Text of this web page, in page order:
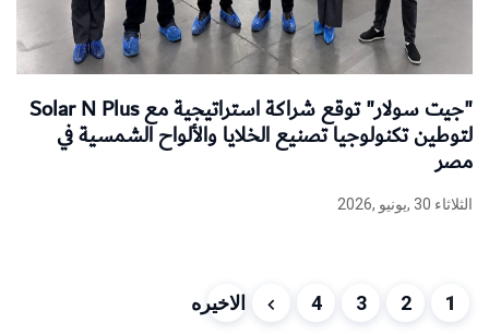
"جيت سولار" توقع شراكة استراتيجية مع Solar N Plus
لتوطين تكنولوجيا تصنيع الخلايا والألواح الشمسية في
مصر
الثلاثاء 30 ,يونيو ,2026
1
2
3
4 الاخيره